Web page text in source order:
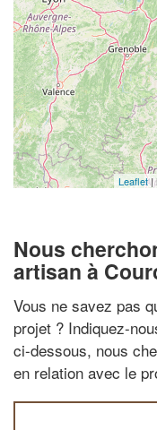
Leaflet|
Nous
artisan à
Vous ne savez pas
projet ? Indiquez-
ci-dessous, nous
en relation avec le